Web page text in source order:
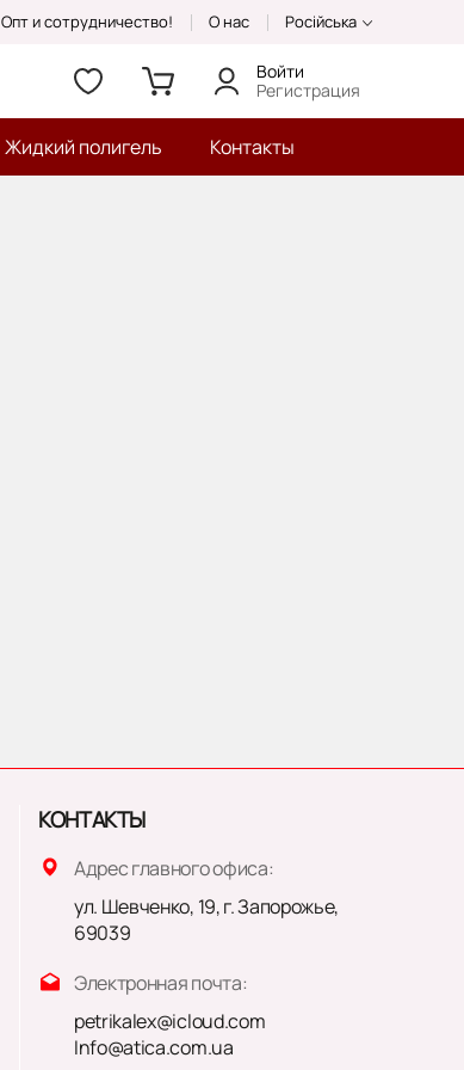
Опт и сотрудничество! О нас Російська
Войти
Регистрация
Жидкий полигель Контакты
КОНТАКТЫ
Адрес главного офиса:
ул. Шевченко, 19, г. Запорожье,
69039
Электронная почта:
petrikalex@icloud.com
Info@atica.com.ua